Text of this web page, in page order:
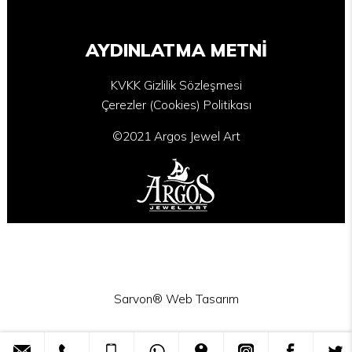
AYDINLATMA METNİ
KVKK Gizlilik Sözleşmesi
Çerezler (Cookies) Politikası
©2021 Argos Jewel Art
Sarvon® Web Tasarım